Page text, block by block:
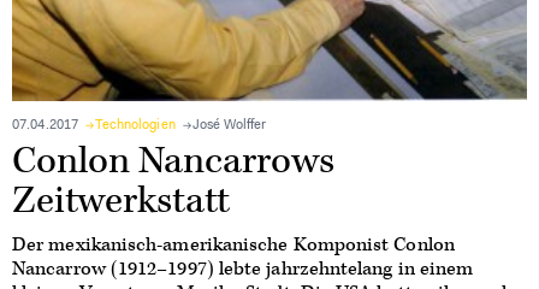
07.04.2017 Technologien José Wolffer
Conlon Nancarrows
Zeitwerkstatt
Der mexikanisch-amerikanische Komponist Conlon
Nancarrow (1912–1997) lebte jahrzehntelang in einem